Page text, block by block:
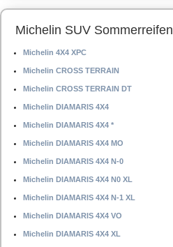
Michelin SUV Sommerreifen
Michelin 4X4 XPC
Michelin CROSS TERRAIN
Michelin CROSS TERRAIN DT
Michelin DIAMARIS 4X4
Michelin DIAMARIS 4X4 *
Michelin DIAMARIS 4X4 MO
Michelin DIAMARIS 4X4 N-0
Michelin DIAMARIS 4X4 N0 XL
Michelin DIAMARIS 4X4 N-1 XL
Michelin DIAMARIS 4X4 VO
Michelin DIAMARIS 4X4 XL